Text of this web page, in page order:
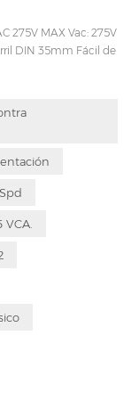
275V MAX Vac: 275V
DIN 35mm Fácil de
VCA.